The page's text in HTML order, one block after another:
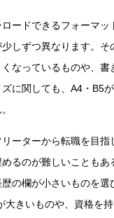
ードできるフォーマッ
しずつ異なります。そ
なっているものや、書
に関しても、A4・B5
ーターから転職を目指
るのが難しいこともあ
の欄が小さいものを選
大きいものや、資格を